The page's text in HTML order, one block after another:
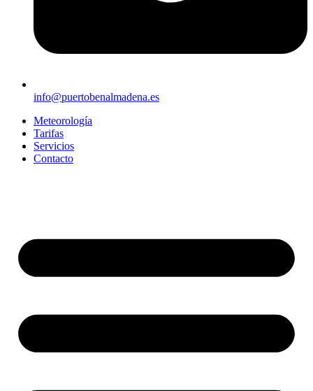
info@puertobenalmadena.es
Meteorología
Tarifas
Servicios
Contacto